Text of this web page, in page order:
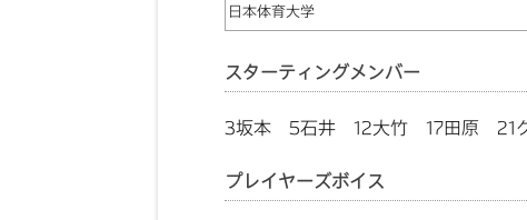
日本体育大学
スターティングメンバー
3坂本 5石井 12大竹 17田原 21
プレイヤーズボイス